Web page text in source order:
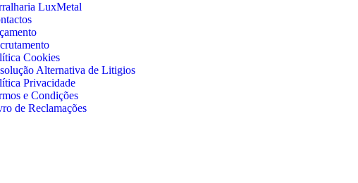
LuxMetal
Cookies
Alternativa de Litigios
Privacidade
e Condições
de Reclamações